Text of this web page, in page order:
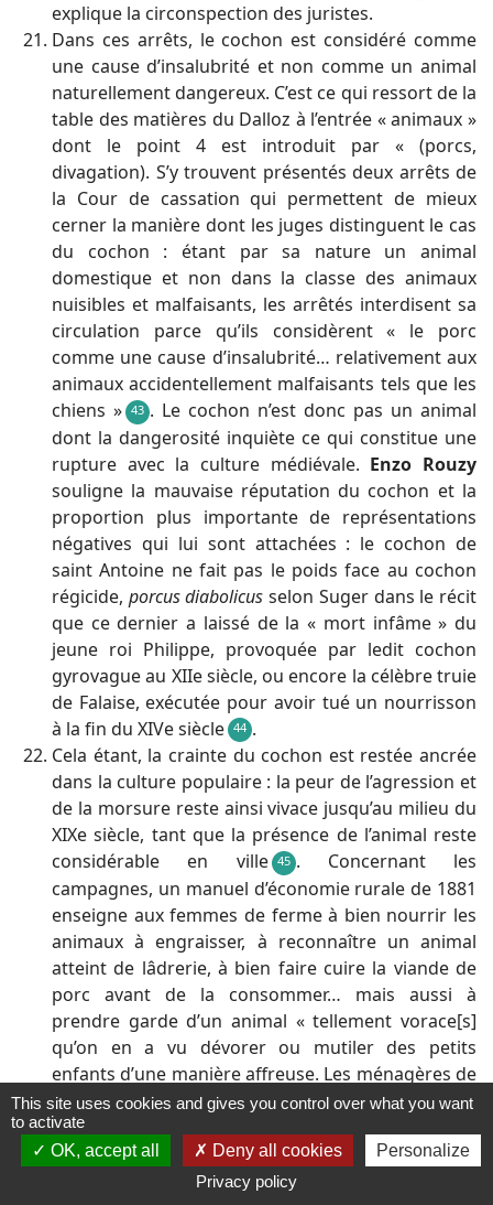
explique la circonspection des juristes.
Dans ces arrêts, le cochon est considéré comme
une cause d’insalubrité et non comme un animal
naturellement dangereux. C’est ce qui ressort de la
table des matières du Dalloz à l’entrée « animaux »
dont le point 4 est introduit par « (porcs,
divagation). S’y trouvent présentés deux arrêts de
la Cour de cassation qui permettent de mieux
cerner la manière dont les juges distinguent le cas
du cochon : étant par sa nature un animal
domestique et non dans la classe des animaux
nuisibles et malfaisants, les arrêtés interdisent sa
circulation parce qu’ils considèrent « le porc
comme une cause d’insalubrité… relativement aux
animaux accidentellement malfaisants tels que les
chiens » 43 . Le cochon n’est donc pas un animal
dont la dangerosité inquiète ce qui constitue une
rupture avec la culture médiévale. Enzo Rouzy
souligne la mauvaise réputation du cochon et la
proportion plus importante de représentations
négatives qui lui sont attachées : le cochon de
saint Antoine ne fait pas le poids face au cochon
régicide, porcus diabolicus selon Suger dans le récit
que ce dernier a laissé de la « mort infâme » du
jeune roi Philippe, provoquée par ledit cochon
gyrovague au XIIe siècle, ou encore la célèbre truie
de Falaise, exécutée pour avoir tué un nourrisson
à la fin du XIVe siècle 44 .
Cela étant, la crainte du cochon est restée ancrée
dans la culture populaire : la peur de l’agression et
de la morsure reste ainsi vivace jusqu’au milieu du
XIXe siècle, tant que la présence de l’animal reste
considérable en ville 45 . Concernant les
campagnes, un manuel d’économie rurale de 1881
enseigne aux femmes de ferme à bien nourrir les
animaux à engraisser, à reconnaître un animal
atteint de lâdrerie, à bien faire cuire la viande de
porc avant de la consommer… mais aussi à
prendre garde d’un animal « tellement vorace[s]
qu’on en a vu dévorer ou mutiler des petits
enfants d’une manière affreuse. Les ménagères de
campagne ne sauraient prendre trop de
précautions pour prévenir de pareils malheurs »
46
De nos jours, ces peurs sont devenues sans objet.
This site uses cookies and gives you control over what you want
to activate
OK, accept all
Deny all cookies
Personalize
Privacy policy